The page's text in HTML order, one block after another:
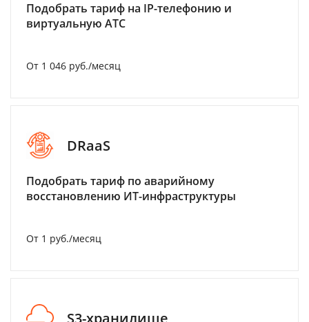
Подобрать тариф на IP-телефонию и
виртуальную АТС
От 1 046 руб./месяц
DRaaS
Подобрать тариф по аварийному
восстановлению ИТ-инфраструктуры
От 1 руб./месяц
S3-хранилище